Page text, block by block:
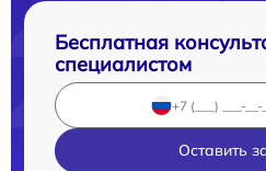
Бесплатная
специалистом
Оставить